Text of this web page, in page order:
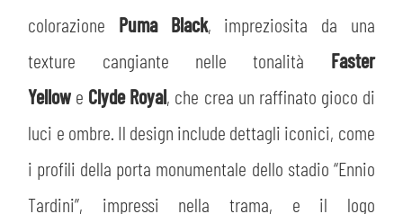
colorazione Puma Black, impreziosita da una
texture cangiante nelle tonalità Faster
Yellow e Clyde Royal, che crea un raffinato gioco di
luci e ombre. Il design include dettagli iconici, come
i profili della porta monumentale dello stadio “Ennio
Tardini”, impressi nella trama, e il logo